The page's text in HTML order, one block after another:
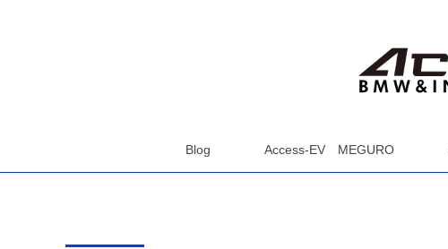
Blog Access-EV MEGURO